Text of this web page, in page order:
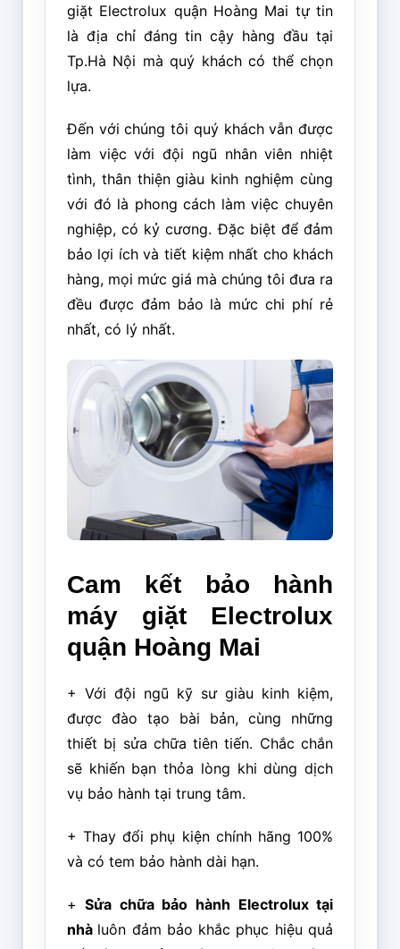
giặt Electrolux quận Hoàng Mai tự tin
là địa chỉ đáng tin cậy hàng đầu tại
Tp.Hà Nội mà quý khách có thể chọn
lựa.
Đến với chúng tôi quý khách vẫn được
làm việc với đội ngũ nhân viên nhiệt
tình, thân thiện giàu kinh nghiệm cùng
với đó là phong cách làm việc chuyên
nghiệp, có kỷ cương. Đặc biệt để đảm
bảo lợi ích và tiết kiệm nhất cho khách
hàng, mọi mức giá mà chúng tôi đưa ra
đều được đảm bảo là mức chi phí rẻ
nhất, có lý nhất.
Cam kết bảo hành
máy giặt Electrolux
quận Hoàng Mai
+ Với đội ngũ kỹ sư giàu kinh kiệm,
được đào tạo bài bản, cùng những
thiết bị sửa chữa tiên tiến. Chắc chắn
sẽ khiến bạn thỏa lòng khi dùng dịch
vụ bảo hành tại trung tâm.
+ Thay đổi phụ kiện chính hãng 100%
và có tem bảo hành dài hạn.
+Sửa chữa bảo hành Electrolux tại
nhà luôn đảm bảo khắc phục hiệu quả